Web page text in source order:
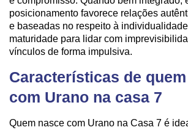
posicionamento favorece relações
e baseadas no respeito à
maturidade para lidar com
vínculos de forma impulsiva.
Características de
com Urano na casa 7
Quem nasce com Urano na Casa 7 é